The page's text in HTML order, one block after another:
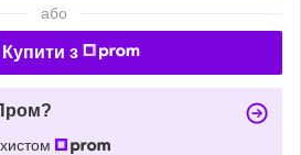
або
Купити з